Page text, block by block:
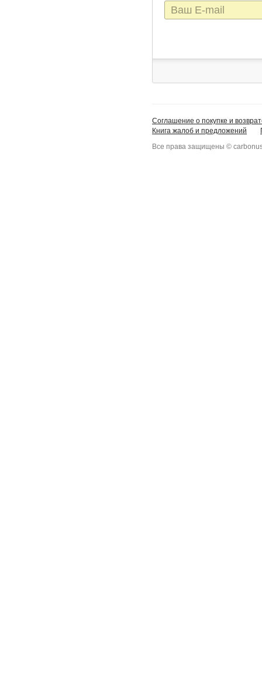
E-
mail
Соглашение о покупке и
Книга жалоб и предложений
Все права защищены ©